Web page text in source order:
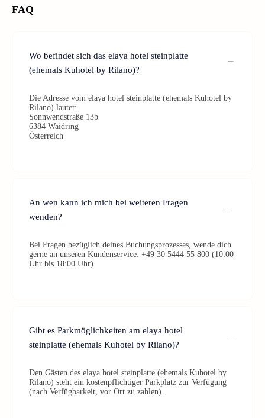
FAQ
Wo befindet sich das elaya hotel steinplatte
(ehemals Kuhotel by Rilano)?
Die Adresse vom elaya hotel steinplatte (ehemals Kuhotel by
Rilano) lautet:
Sonnwendstraße 13b
6384 Waidring
Österreich
An wen kann ich mich bei weiteren Fragen
wenden?
Bei Fragen bezüglich deines Buchungsprozesses, wende dich
gerne an unseren Kundenservice: +49 30 5444 55 800 (10:00
Uhr bis 18:00 Uhr)
Gibt es Parkmöglichkeiten am elaya hotel
steinplatte (ehemals Kuhotel by Rilano)?
Den Gästen des elaya hotel steinplatte (ehemals Kuhotel by
Rilano) steht ein kostenpflichtiger Parkplatz zur Verfügung
(nach Verfügbarkeit, vor Ort zu zahlen).